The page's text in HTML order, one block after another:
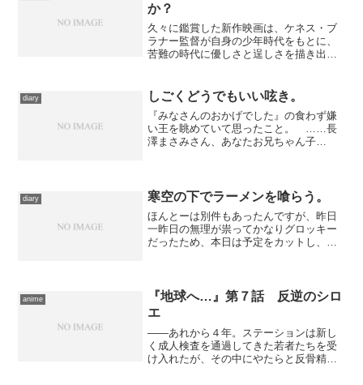
か？
久々に鑑賞した新作映画は、ケネス・ブ
ラナー監督が自身の少年時代をもとに、
苦難の時代に優しさと逞しさを描き出し
傷を鮮やかに表現した傑作。
diary しごくどうでもいい呟き。
『みなさんのおかげでした』の食わず嫌
い王を眺めていて思ったこと。 ……長
澤まさみさん、あなたお兄ちゃん子
diary 寒空の下でラーメンを喰らう。
ほんとーは別件もあったんですが、昨日
一昨日の無理が祟ってかなりグロッキー
だったため、本日は予定をカットし、大
響しているのでしょう、今...
anime
『地球へ…』第７話 反逆のシロ
エ
――あれから４年。ステーションは新し
く成人検査を通過してきた若者たちを受
け入れたが、その中にやたらと反骨精神